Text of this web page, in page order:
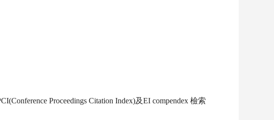
Proceedings Citation Index)及EI compendex 檢索